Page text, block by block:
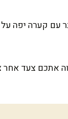
ומסודרת, ותוך בערך 20
אתכם צעד